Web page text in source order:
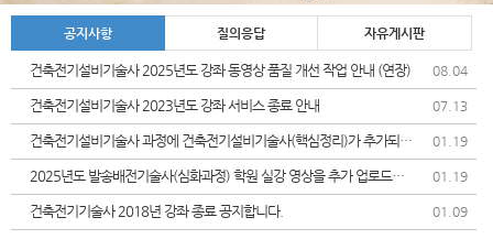
공지사항 질의응답 자유게시판
건축전기설비기술사 2025년도 강좌 동영상 품질 개선 작업 안내 (연장) 08.04
건축전기설비기술사 2023년도 강좌 서비스 종료 안내 07.13
건축전기설비기술사 과정에 건축전기설비기술사(핵심정리)가 추가되었
습니다.
01.19
2025년도 발송배전기술사(심화과정) 학원 실강 영상을 추가 업로드및
가격인상 안내드립니다.
01.19
건축전기기술사 2018년 강좌 종료 공지합니다. 01.09